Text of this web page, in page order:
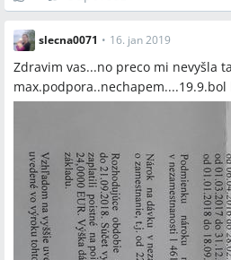
slecna0071 • 16. jan 2019
Zdravim vas...no preco mi nevyšla ta
max.podpora..nechapem....19.9.bol